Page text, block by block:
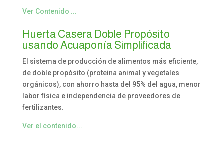
Ver Contenido ...
Huerta Casera Doble Propósito
usando Acuaponía Simplificada
El sistema de producción de alimentos más eficiente,
de doble propósito (proteina animal y vegetales
orgánicos), con ahorro hasta del 95% del agua, menor
labor física e independencia de proveedores de
fertilizantes.
Ver el contenido...